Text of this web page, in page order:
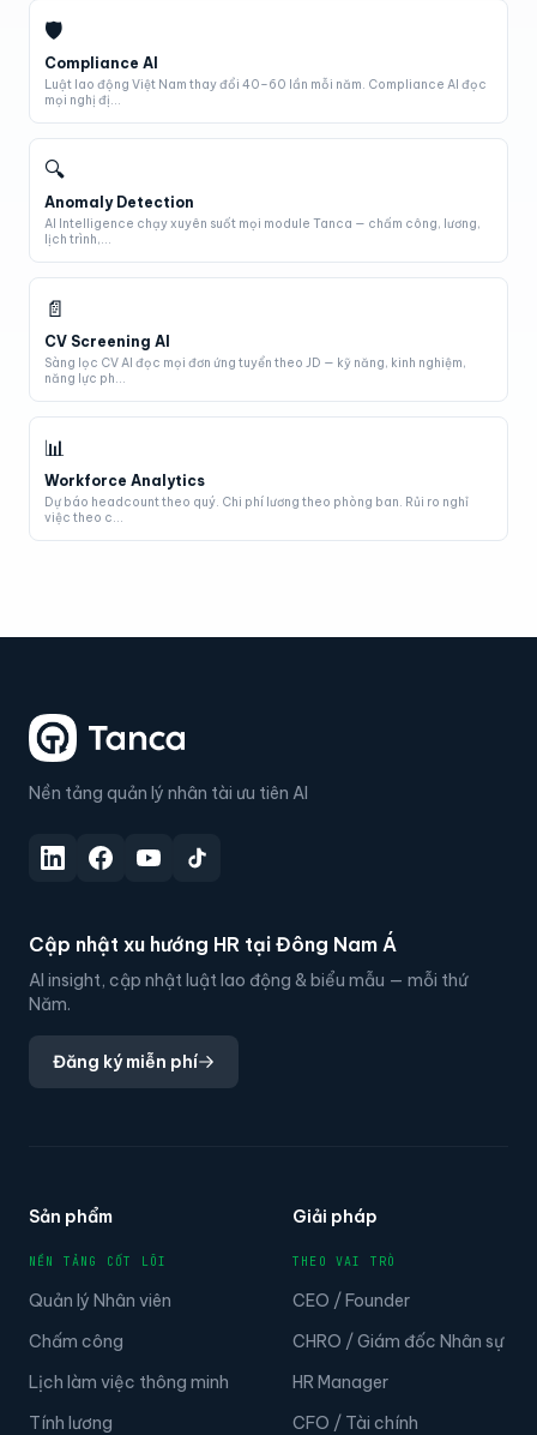
🛡
Compliance AI
Luật lao động Việt Nam thay đổi 40–60 lần mỗi năm. Compliance AI đọc
mọi nghị đị...
🔍
Anomaly Detection
AI Intelligence chạy xuyên suốt mọi module Tanca — chấm công, lương,
lịch trình,...
📄
CV Screening AI
Sàng lọc CV AI đọc mọi đơn ứng tuyển theo JD — kỹ năng, kinh nghiệm,
năng lực ph...
📊
Workforce Analytics
Dự báo headcount theo quý. Chi phí lương theo phòng ban. Rủi ro nghỉ
việc theo c...
Nền tảng quản lý nhân tài ưu tiên AI
Cập nhật xu hướng HR tại Đông Nam Á
AI insight, cập nhật luật lao động & biểu mẫu — mỗi thứ
Năm.
Đăng ký miễn phí
Sản phẩm
NỀN TẢNG CỐT LÕI
Quản lý Nhân viên
Chấm công
Lịch làm việc thông minh
Tính lương
Giải pháp
THEO VAI TRÒ
CEO / Founder
CHRO / Giám đốc Nhân sự
HR Manager
CFO / Tài chính